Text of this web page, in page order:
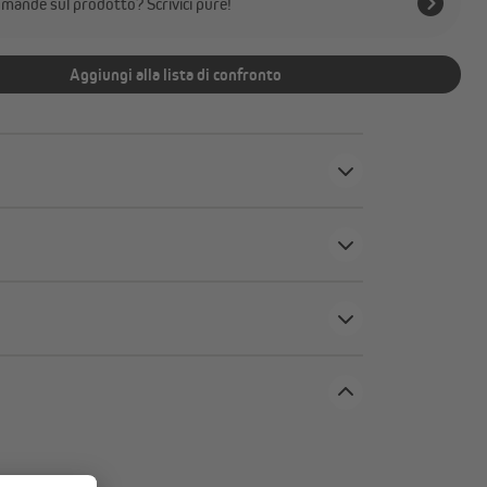
Aggiungi alla lista di confronto